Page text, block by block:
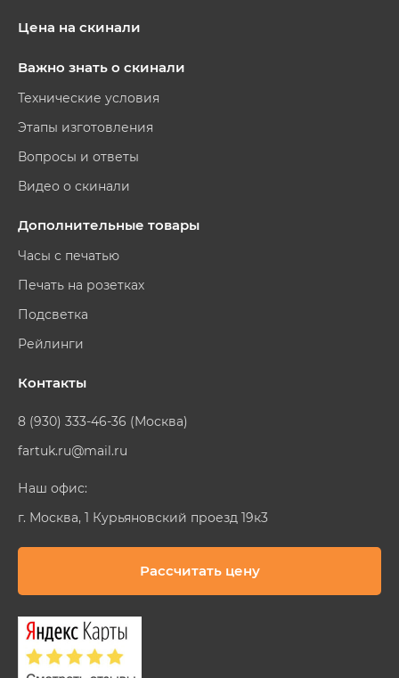
Цена на скинали
Важно знать о скинали
Технические условия
Этапы изготовления
Вопросы и ответы
Видео о скинали
Дополнительные товары
Часы с печатью
Печать на розетках
Подсветка
Рейлинги
Контакты
8 (930) 333-46-36 (Москва)
fartuk.ru@mail.ru
Наш офис:
г. Москва, 1 Курьяновский проезд 19к3
Рассчитать цену